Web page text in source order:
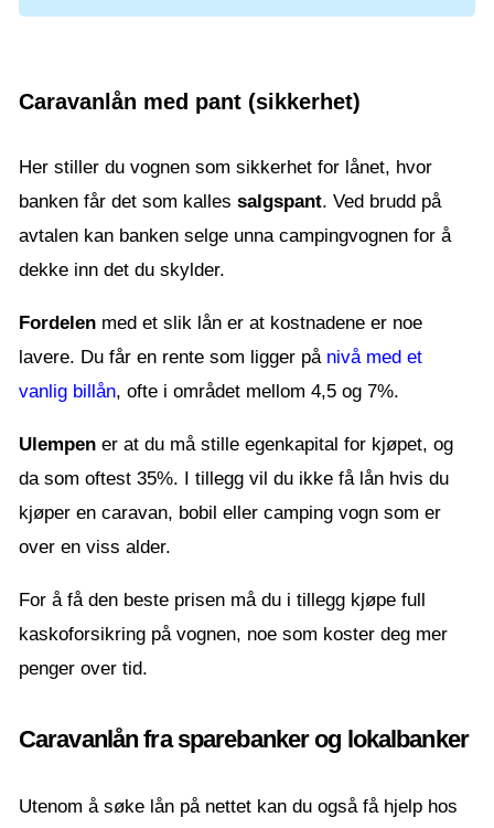
Caravanlån med pant (sikkerhet)
Her stiller du vognen som sikkerhet for lånet, hvor
banken får det som kalles salgspant. Ved brudd på
avtalen kan banken selge unna campingvognen for å
dekke inn det du skylder.
Fordelen med et slik lån er at kostnadene er noe
lavere. Du får en rente som ligger på nivå med et
vanlig billån, ofte i området mellom 4,5 og 7%.
Ulempen er at du må stille egenkapital for kjøpet, og
da som oftest 35%. I tillegg vil du ikke få lån hvis du
kjøper en caravan, bobil eller camping vogn som er
over en viss alder.
For å få den beste prisen må du i tillegg kjøpe full
kaskoforsikring på vognen, noe som koster deg mer
penger over tid.
Caravanlån fra sparebanker og lokalbanker
Utenom å søke lån på nettet kan du også få hjelp hos